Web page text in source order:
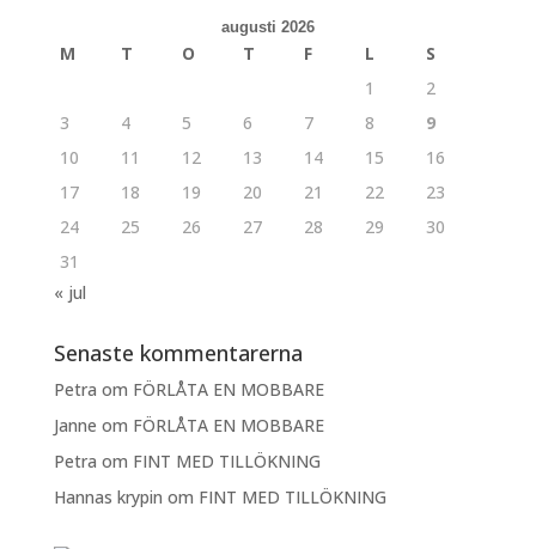
augusti 2026
M T O T F L
S
1
2
3
4 5 6 7 8
9
10
11 12 13 14 15
16
17
18 19 20 21 22
23
24
25 26 27 28 29
30
31
« jul
Senaste kommentarerna
Petra om FÖRLÅTA EN MOBBARE
Janne om FÖRLÅTA EN MOBBARE
Petra om FINT MED TILLÖKNING
Hannas krypin om FINT MED TILLÖKNING